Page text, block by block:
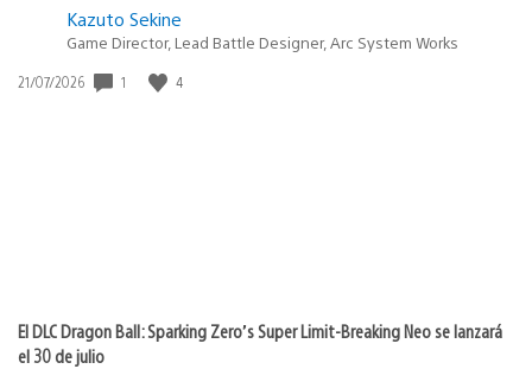
Kazuto Sekine
Game Director, Lead Battle Designer, Arc System Works
Fecha
21/07/2026 1 4
El DLC Dragon Ball: Sparking Zero’s Super Limit-Breaking Neo se lanzará
el 30 de julio